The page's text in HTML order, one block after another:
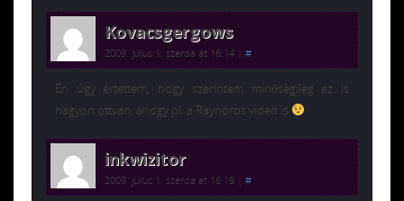
Kovacsgergows
2009. július 1. szerda at 16:14 #
Én úgy értettem, hogy szerintem minőségileg ez is
nagyon ottvan, ahogy pl. a Raynoros videó is
inkwizitor
2009. július 1. szerda at 16:19 #